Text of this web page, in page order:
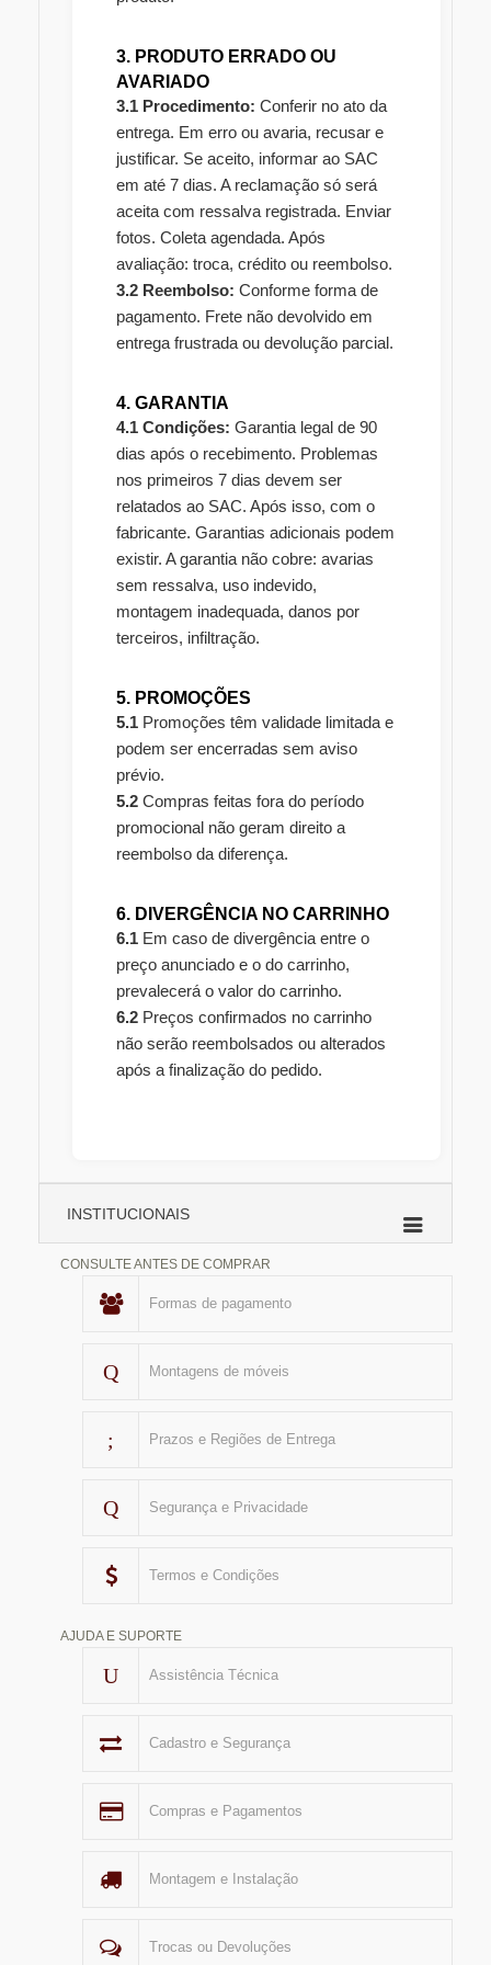
3. PRODUTO ERRADO OU
AVARIADO
3.1 Procedimento: Conferir no ato da
entrega. Em erro ou avaria, recusar e
justificar. Se aceito, informar ao SAC
em até 7 dias. A reclamação só será
aceita com ressalva registrada. Enviar
fotos. Coleta agendada. Após
avaliação: troca, crédito ou reembolso.
3.2 Reembolso: Conforme forma de
pagamento. Frete não devolvido em
entrega frustrada ou devolução parcial.
4. GARANTIA
4.1 Condições: Garantia legal de 90
dias após o recebimento. Problemas
nos primeiros 7 dias devem ser
relatados ao SAC. Após isso, com o
fabricante. Garantias adicionais podem
existir. A garantia não cobre: avarias
sem ressalva, uso indevido,
montagem inadequada, danos por
terceiros, infiltração.
5. PROMOÇÕES
5.1 Promoções têm validade limitada e
podem ser encerradas sem aviso
prévio.
5.2 Compras feitas fora do período
promocional não geram direito a
reembolso da diferença.
6. DIVERGÊNCIA NO CARRINHO
6.1 Em caso de divergência entre o
preço anunciado e o do carrinho,
prevalecerá o valor do carrinho.
6.2 Preços confirmados no carrinho
não serão reembolsados ou alterados
após a finalização do pedido.
INSTITUCIONAIS
CONSULTE ANTES DE COMPRAR
Formas de pagamento
Montagens de móveis
Prazos e Regiões de Entrega
Segurança e Privacidade
Termos e Condições
AJUDA E SUPORTE
Assistência Técnica
Cadastro e Segurança
Compras e Pagamentos
Montagem e Instalação
Trocas ou Devoluções